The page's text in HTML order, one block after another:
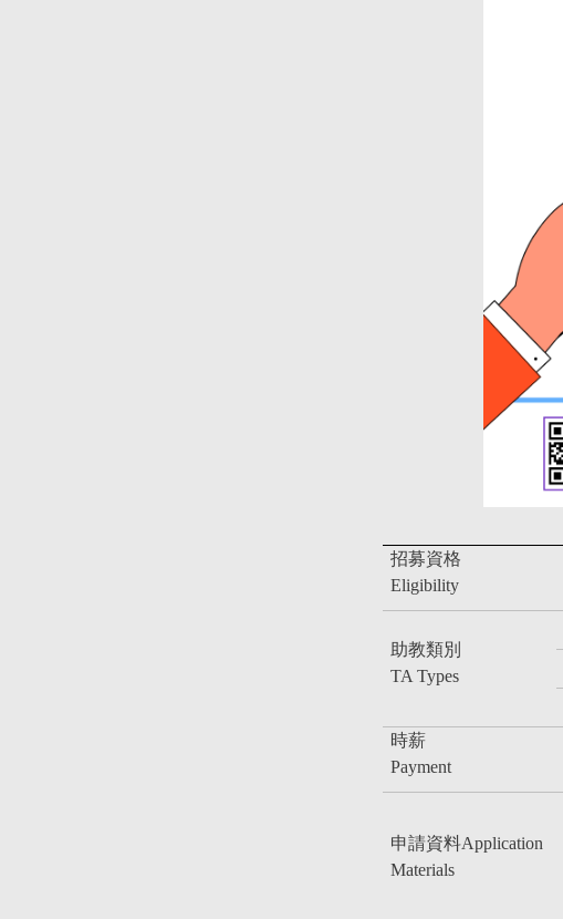
招募資格
Eligibility
助教類別
TA Types
時薪
Payment
申請資料Application
Materials